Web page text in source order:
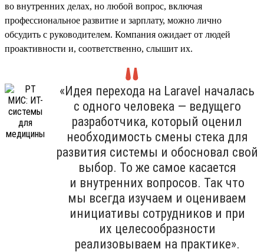
во внутренних делах, но любой вопрос, включая
профессиональное развитие и зарплату, можно лично
обсудить с руководителем. Компания ожидает от людей
проактивности и, соответственно, слышит их.
«Идея перехода на Laravel началась
с одного человека — ведущего
разработчика, который оценил
необходимость смены стека для
развития системы и обосновал свой
выбор. То же самое касается
и внутренних вопросов. Так что
мы всегда изучаем и оцениваем
инициативы сотрудников и при
их целесообразности
реализовываем на практике».